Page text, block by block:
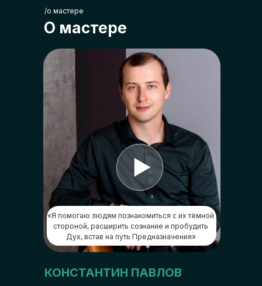
О мастере
/о мастере
КОНСТАНТИН ПАВЛОВ
«Я помогаю людям познакомиться с их тёмной
стороной, расширить сознание и пробудить
Дух, встав на путь Предназначения»